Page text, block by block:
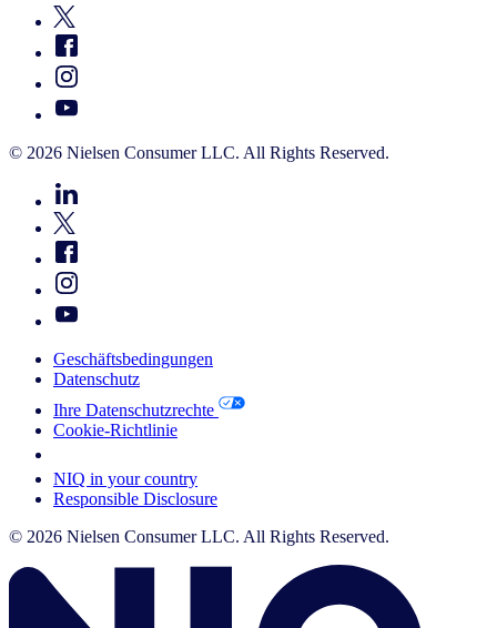
© 2026 Nielsen Consumer LLC. All Rights Reserved.
Geschäftsbedingungen
Datenschutz
Ihre Datenschutzrechte
Cookie-Richtlinie
NIQ in your country
Responsible Disclosure
© 2026 Nielsen Consumer LLC. All Rights Reserved.